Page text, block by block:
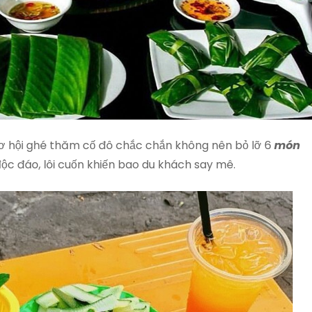
ghé thăm cố đô chắc chắn không nên bỏ lỡ 6 món
đáo, lôi cuốn khiến bao du khách say mê.